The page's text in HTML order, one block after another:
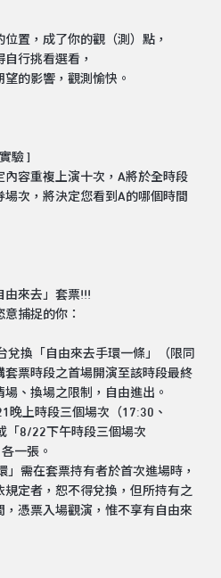
置，成了你的觀（測）點，
行挑看選看，
的影響，觀測愉快。
驗 ]
容重複上演十次，A將於全時段
次，將決定您看到A的哪個時間
由來去」套票!!!
捕捉的你：
換「自由來去手環一條」（限同
套票時段之首場開演至該時段最終
、換場之限制，自由進出。
上時段三個場次（17:30、
「8/22下午時段三個場次
一張。
需在套票持有者於首次進場時，
定者，恕不得兌換，但所持有之
憑票入場觀演，惟不享有自由來